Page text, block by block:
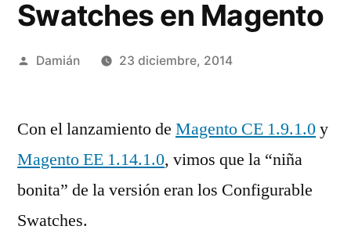
Swatches en Magento
Publicado
Damián 23 diciembre, 2014
Con el lanzamiento de Magento CE 1.9.1.0y
Magento EE 1.14.1.0, vimos que la “niña
bonita” de la versión eran los Configurable
Swatches.